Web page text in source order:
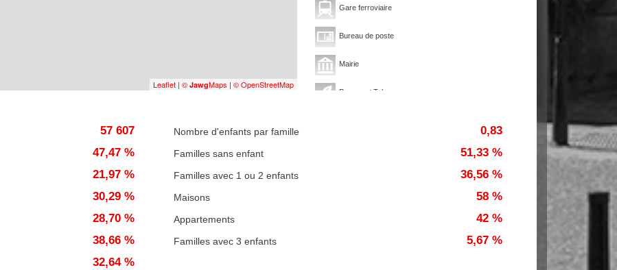
Leaflet | © JawgMaps | © OpenStreetMap
Gare ferroviaire
Bureau de poste
Mairie
Presse et Tabac
57 607
47,47 %
21,97 %
30,29 %
28,70 %
38,66 %
32,64 %
Nombre d'enfants par famille 0,83
Familles sans enfant 51,33 %
Familles avec 1 ou 2 enfants 36,56 %
Maisons 58 %
Appartements 42 %
Familles avec 3 enfants 5,67 %